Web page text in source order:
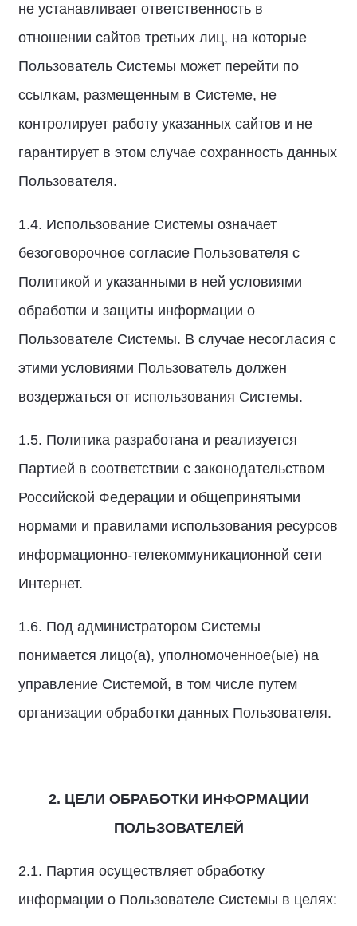
не устанавливает ответственность в
отношении сайтов третьих лиц, на которые
Пользователь Системы может перейти по
ссылкам, размещенным в Системе, не
контролирует работу указанных сайтов и не
гарантирует в этом случае сохранность данных
Пользователя.
1.4. Использование Системы означает
безоговорочное согласие Пользователя с
Политикой и указанными в ней условиями
обработки и защиты информации о
Пользователе Системы. В случае несогласия с
этими условиями Пользователь должен
воздержаться от использования Системы.
1.5. Политика разработана и реализуется
Партией в соответствии с законодательством
Российской Федерации и общепринятыми
нормами и правилами использования ресурсов
информационно-телекоммуникационной сети
Интернет.
1.6. Под администратором Системы
понимается лицо(а), уполномоченное(ые) на
управление Системой, в том числе путем
организации обработки данных Пользователя.
2. ЦЕЛИ ОБРАБОТКИ ИНФОРМАЦИИ
ПОЛЬЗОВАТЕЛЕЙ
2.1. Партия осуществляет обработку
информации о Пользователе Системы в целях: